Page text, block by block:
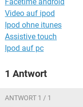
Video auf ipod
Ipod ohne itunes
Assistive touch
Ipod auf pc
1 Antwort
ANTWORT 1 / 1